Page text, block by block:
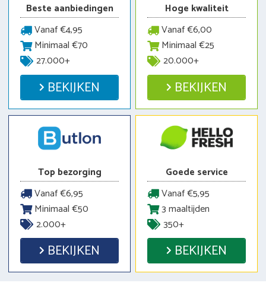
Beste aanbiedingen
Vanaf €4,95
Minimaal €70
27.000+
BEKIJKEN
Hoge kwaliteit
Vanaf €6,00
Minimaal €25
20.000+
BEKIJKEN
Top bezorging
Vanaf €6,95
Minimaal €50
2.000+
BEKIJKEN
Goede service
Vanaf €5,95
3 maaltijden
350+
BEKIJKEN